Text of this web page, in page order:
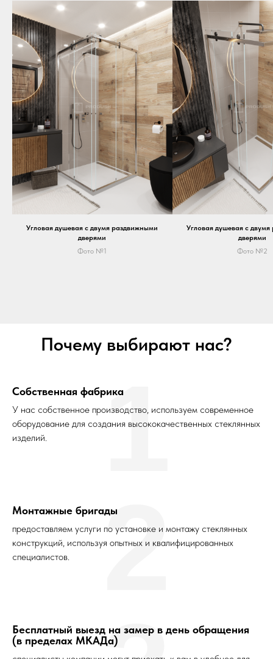
Угловая душевая с двумя раздвижными
дверями
Фото №1
Угловая душевая с
дверями
Фото №2
Почему выбирают нас?
Собственная фабрика
У нас собственное производство, используем современное
оборудование для создания высококачественных стеклянных
изделий.
1
Монтажные бригады
предоставляем услуги по установке и монтажу стеклянных
конструкций, используя опытных и квалифицированных
специалистов.
2
Бесплатный выезд на замер в день обращения
(в пределах МКАДа)